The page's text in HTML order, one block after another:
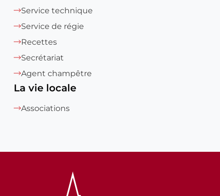
Service technique
Service de régie
Recettes
Secrétariat
Agent champêtre
La vie locale
Associations